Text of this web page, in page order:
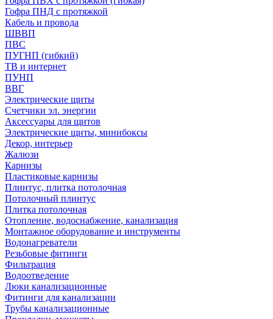
Гофра ПНД с протяжкой
Кабель и провода
ШВВП
ПВС
ПУГНП (гибкий)
ТВ и интернет
ПУНП
ВВГ
Электрические щиты
Счетчики эл. энергии
Аксессуары для щитов
Электрические щиты, минибоксы
Декор, интерьер
Жалюзи
Карнизы
Пластиковые карнизы
Плинтус, плитка потолочная
Потолочный плинтус
Плитка потолочная
Отопление, водоснабжение, канализация
Монтажное оборудование и инструменты
Водонагреватели
Резьбовые фитинги
Фильтрация
Водоотведение
Люки канализационные
Фитинги для канализации
Трубы канализационные